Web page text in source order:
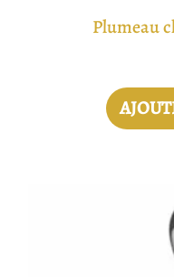
Plumeau